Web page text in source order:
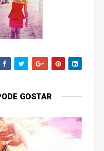
GOSTAR